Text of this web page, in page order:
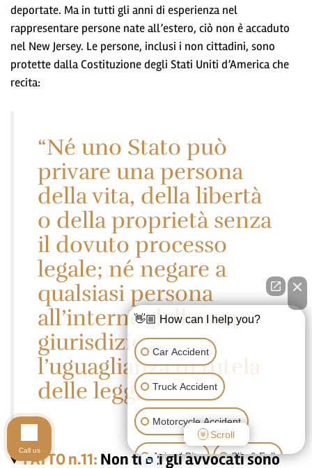
deportate. Ma in tutti gli anni di esperienza nel
rappresentare persone nate all’estero, ciò non è accaduto
nel New Jersey. Le persone, inclusi i non cittadini, sono
protette dalla Costituzione degli Stati Uniti d’America che
recita:
“Né uno Stato può
privare una persona
della vita, della libertà
o della proprietà senza
il dovuto processo
legale; né negare a
qualsiasi persona
all’interno della sua
giurisdizione
l’uguaglianza di tutela
delle leggi.”
FATTO n.11: Non tutti gli avvocati sono
👋🏼 How can I help you?
Car Accident
Truck Accident
Motorcycle Accident
Animal Bite Slip & Fall
Scroll
Call us